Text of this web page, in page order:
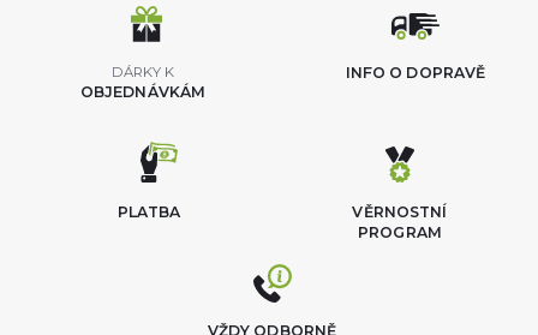
DÁRKY K
OBJEDNÁVKÁM
INFO O DOPRAVĚ
VĚRNOSTNÍ
PROGRAM
PLATBA
VŽDY ODBORNĚ